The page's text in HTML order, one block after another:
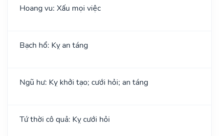
Hoang vu: Xấu mọi việc
Bạch hổ: Kỵ an táng
Ngũ hư: Kỵ khởi tạo; cưới hỏi; an táng
Tứ thời cô quả: Kỵ cưới hỏi